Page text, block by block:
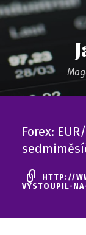
Forex:
HTTP://
VYSTOUPIL-